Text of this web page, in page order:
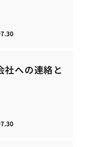
社への連絡と